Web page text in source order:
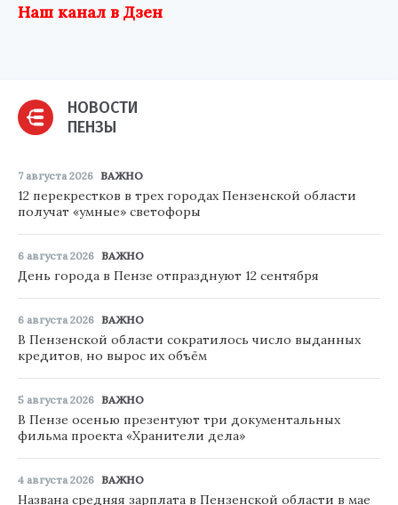
Наш канал в Дзен
НОВОСТИ
ПЕНЗЫ
7 августа 2026 ВАЖНО
12 перекрестков в трех городах Пензенской области
получат «умные» светофоры
6 августа 2026 ВАЖНО
День города в Пензе отпразднуют 12 сентября
6 августа 2026 ВАЖНО
В Пензенской области сократилось число выданных
кредитов, но вырос их объём
5 августа 2026 ВАЖНО
В Пензе осенью презентуют три документальных
фильма проекта «Хранители дела»
4 августа 2026 ВАЖНО
Названа средняя зарплата в Пензенской области в мае